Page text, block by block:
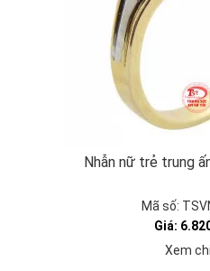
Nhẫn nữ trẻ trung
Mã số:
Giá:
Xem